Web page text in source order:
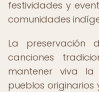
festividades y
comunidades
La preservación
canciones
mantener viva
pueblos